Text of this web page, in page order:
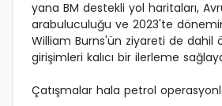
yana BM destekli yol haritaları,
arabuluculuğu ve 2023'te
William Burns'ün ziyareti de dahil
girişimleri kalıcı bir ilerleme
Çatışmalar hala petrol